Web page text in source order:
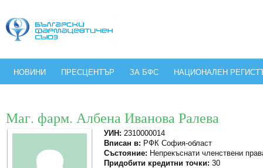
НОВИНИ ПРЕСЦЕНТЪР ЗА БФС НАЦИОНАЛЕН
Маг. фарм. Албена Иванова Ралева
УИН: 2310000014
Вписан в: РФК София-област
Състояние: Непрекъснати членствени
Придобити кредитни точки: 30